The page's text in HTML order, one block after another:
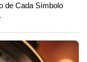
de Cada Símbolo